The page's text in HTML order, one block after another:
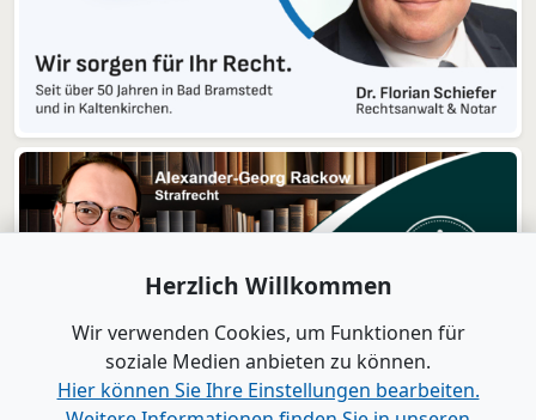
Herzlich Willkommen
Wir verwenden Cookies, um Funktionen für
soziale Medien anbieten zu können.
Hier können Sie Ihre Einstellungen bearbeiten.